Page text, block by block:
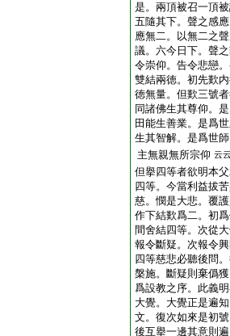
是。兩頂被召一頂
五隨其下。聲之感
應無二。以無二之
議。六今日下。聲
令崇仰。告令悲戀
雙結兩徳。初先歎
徳無量。但歎三號
同諸佛生其尊仰。
田能生善業。是爲
生其智解。是爲世
主無親無所宗仰 云
但擧四等者欲明本
四等。今當利益拔
慈。憫是大悲。覆
作下結歎爲二。初
間舍結四等。次從
報令斷疑。次報令
四等慈悲必聽後問
槃施。斷疑則棄僞
爲設教之序。此義
大覺。大覺正是遍
文。復次如來是初
後互擧一邊其意則